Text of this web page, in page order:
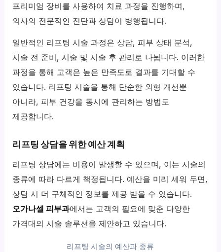
프리미엄 장비를 사용하여 치료 과정을 진행하며,
의사의 전문적인 진단과 상담이 병행됩니다.
일반적인 리프팅 시술 과정은 상담, 피부 상태 분석,
시술 전 준비, 시술 및 시술 후 관리로 나뉩니다. 이러한
과정을 통해 고객은 높은 만족도로 결과를 기대할 수
있습니다. 리프팅 시술을 통해 단순한 외형 개선뿐
아니라, 피부 건강을 동시에 관리하는 방법도
제공합니다.
리프팅 상담을 위한 예산 계획
리프팅 상담에는 비용이 발생할 수 있으며, 이는 시술의
종류에 따라 다르게 책정됩니다. 예산을 미리 세워 두면,
상담 시 더 구체적인 정보를 제공 받을 수 있습니다.
오가나셀 피부과에서는 고객의 필요에 맞춘 다양한
가격대의 시술 솔루션을 제안하고 있습니다.
리프팅 시술의 예산과 종류